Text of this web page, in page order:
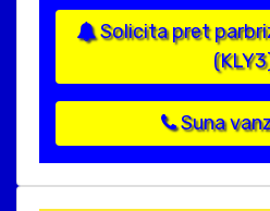
Solicita pret
Suna